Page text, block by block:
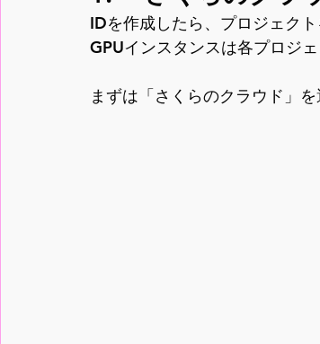
IDを作成したら、プロジェク
GPUインスタンスは各プロジ
まずは「さくらのクラウド」